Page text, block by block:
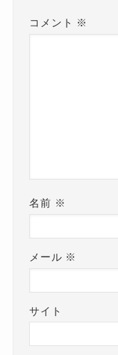
コメント ※
名前 ※
メール ※
サイト